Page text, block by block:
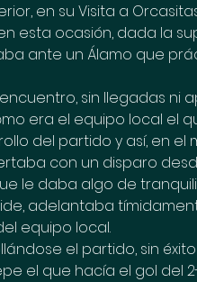
en su Visita a
esta ocasión, dada la
ante un Álamo que
sin llegadas ni
era el equipo local el
del partido y así, en el
con un disparo
le daba algo de
adelantaba
equipo local.
el partido, sin
el que hacía el gol del